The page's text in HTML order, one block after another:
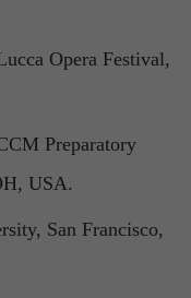
Opera Festival,
Preparatory
USA.
San Francisco,